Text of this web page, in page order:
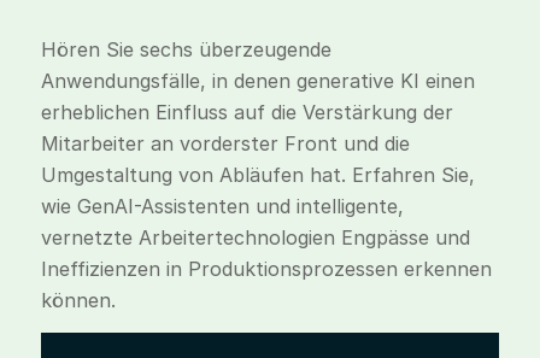
Hören Sie sechs überzeugende
Anwendungsfälle, in denen generative KI einen
erheblichen Einfluss auf die Verstärkung der
Mitarbeiter an vorderster Front und die
Umgestaltung von Abläufen hat. Erfahren Sie,
wie GenAI-Assistenten und intelligente,
vernetzte Arbeitertechnologien Engpässe und
Ineffizienzen in Produktionsprozessen erkennen
können.